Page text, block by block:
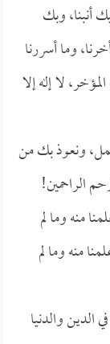
أنبنا، وبك
وما أسررنا
لا إله إلا
ونعوذ بك من
الراحمين!
منه وما لم
منه وما لم
الدين والدنيا